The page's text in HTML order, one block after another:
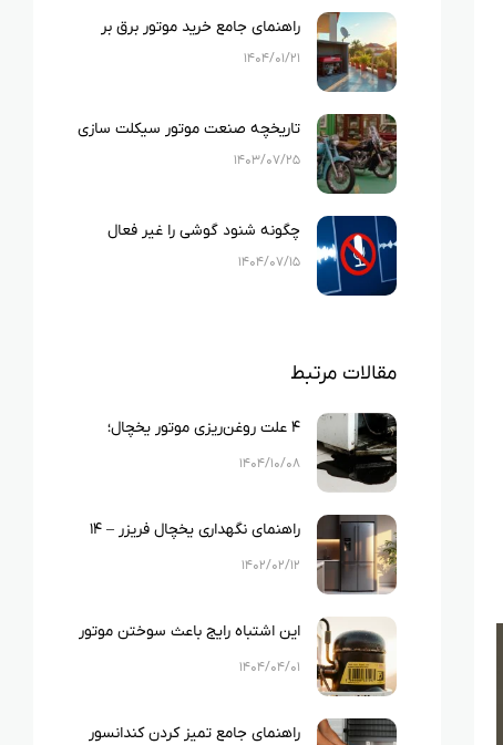
راهنمای جامع خرید موتور برق بر
اساس متراژ خانه و لوازم خانگی
۱۴۰۴/۰۱/۲۱
تاریخچه صنعت موتور سیکلت سازی
در ایران
۱۴۰۳/۰۷/۲۵
چگونه شنود گوشی را غیر فعال
کنیم؟
۱۴۰۴/۰۷/۱۵
مقالات مرتبط
۴ علت روغن‌ریزی موتور یخچال؛
نشانه‌ها، خطرات و راه‌حل‌های
۱۴۰۴/۱۰/۰۸
راهنمای نگهداری یخچال فریزر – ۱۴
نکته کاربردی!
۱۴۰۲/۰۲/۱۲
این اشتباه رایج باعث سوختن موتور
یخچال می‌شود! (۵ مورد مهم)
۱۴۰۴/۰۴/۰۱
راهنمای جامع تمیز کردن کندانسور